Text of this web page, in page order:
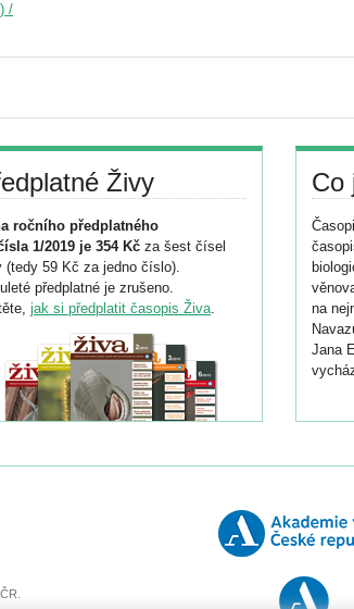
/
Živy
ročního předplatného
1/2019 je 354 Kč za šest čísel
(tedy 59 Kč za jedno číslo).
předplatné je zrušeno.
jak si předplatit časopis Živa.
Co
na
Jana